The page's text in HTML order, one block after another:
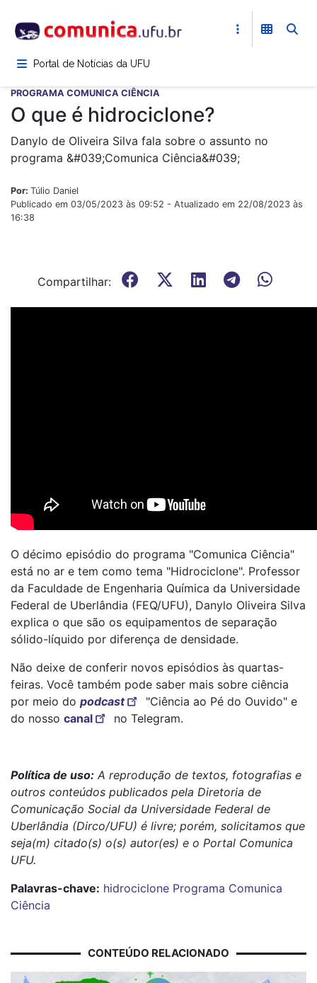
para
conteúdoPortal de Notícias da UFU
PROGRAMA COMUNICA CIÊNCIA
O que é hidrociclone?
Danylo de Oliveira Silva fala sobre o assunto no
programa &#039;Comunica Ciência&#039;
Por: Túlio Daniel
Publicado em 03/05/2023 às 09:52 - Atualizado em 22/08/2023 às
16:38
Compartilhar:
O décimo episódio do programa "Comunica Ciência"
está no ar e tem como tema "Hidrociclone". Professor
da Faculdade de Engenharia Química da Universidade
Federal de Uberlândia (FEQ/UFU), Danylo Oliveira Silva
explica o que são os equipamentos de separação
sólido-líquido por diferença de densidade.
Não deixe de conferir novos episódios às quartas-
feiras. Você também pode saber mais sobre ciência
por meio do podcast
"Ciência ao Pé do Ouvido" e
do nosso canal no Telegram.
Política de uso: A reprodução de textos, fotografias e
outros conteúdos publicados pela Diretoria de
Comunicação Social da Universidade Federal de
Uberlândia (Dirco/UFU) é livre; porém, solicitamos que
seja(m) citado(s) o(s) autor(es) e o Portal Comunica
UFU.
Palavras-chave: hidrociclone Programa Comunica
Ciência
CONTEÚDO RELACIONADO